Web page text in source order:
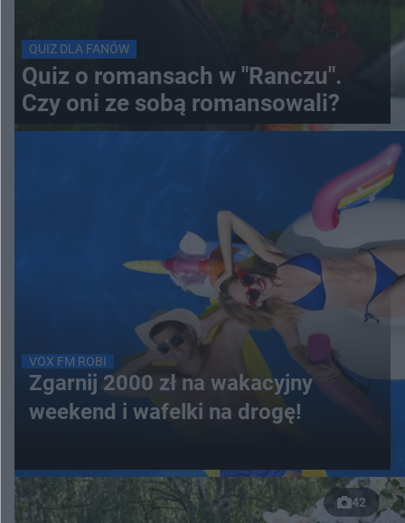
QUIZ DLA FANÓW
Quiz o romansach w "Ranczu".
Czy oni ze sobą romansowali?
VOX FM ROBI
Zgarnij 2000 zł na wakacyjny
weekend i wafelki na drogę!
42